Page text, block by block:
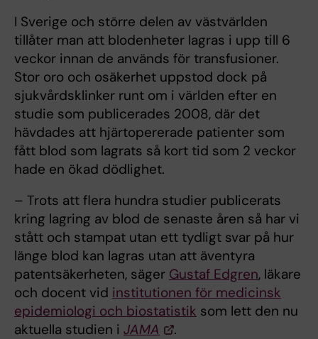
I Sverige och större delen av västvärlden
tillåter man att blodenheter lagras i upp till 6
veckor innan de används för transfusioner.
Stor oro och osäkerhet uppstod dock på
sjukvårdsklinker runt om i världen efter en
studie som publicerades 2008, där det
hävdades att hjärtopererade patienter som
fått blod som lagrats så kort tid som 2 veckor
hade en ökad dödlighet.
– Trots att flera hundra studier publicerats
kring lagring av blod de senaste åren så har vi
stått och stampat utan ett tydligt svar på hur
länge blod kan lagras utan att äventyra
patentsäkerheten, säger Gustaf Edgren, läkare
och docent vid institutionen för medicinsk
epidemiologi och biostatistik som lett den nu
aktuella studien i JAMA
.